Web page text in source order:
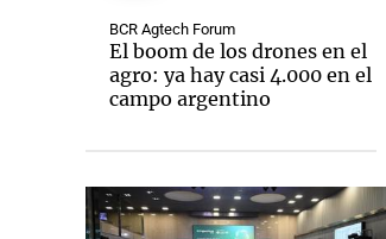
BCR Agtech Forum
El boom de los drones en el
agro: ya hay casi 4.000 en el
campo argentino